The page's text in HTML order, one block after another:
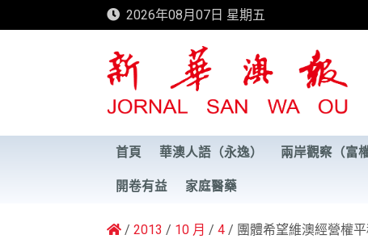
to
2026年08月07日 星期五
新華澳報
首頁 華澳人語（永逸） 兩岸觀察（富權
開卷有益 家庭醫藥
2013 10 月 4 團體希望維澳經營權